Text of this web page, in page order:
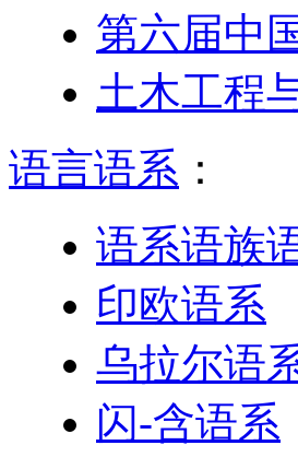
第六届中
土木工程
语言语系 ：
语系语族
印欧语系
乌拉尔语
闪-含语系